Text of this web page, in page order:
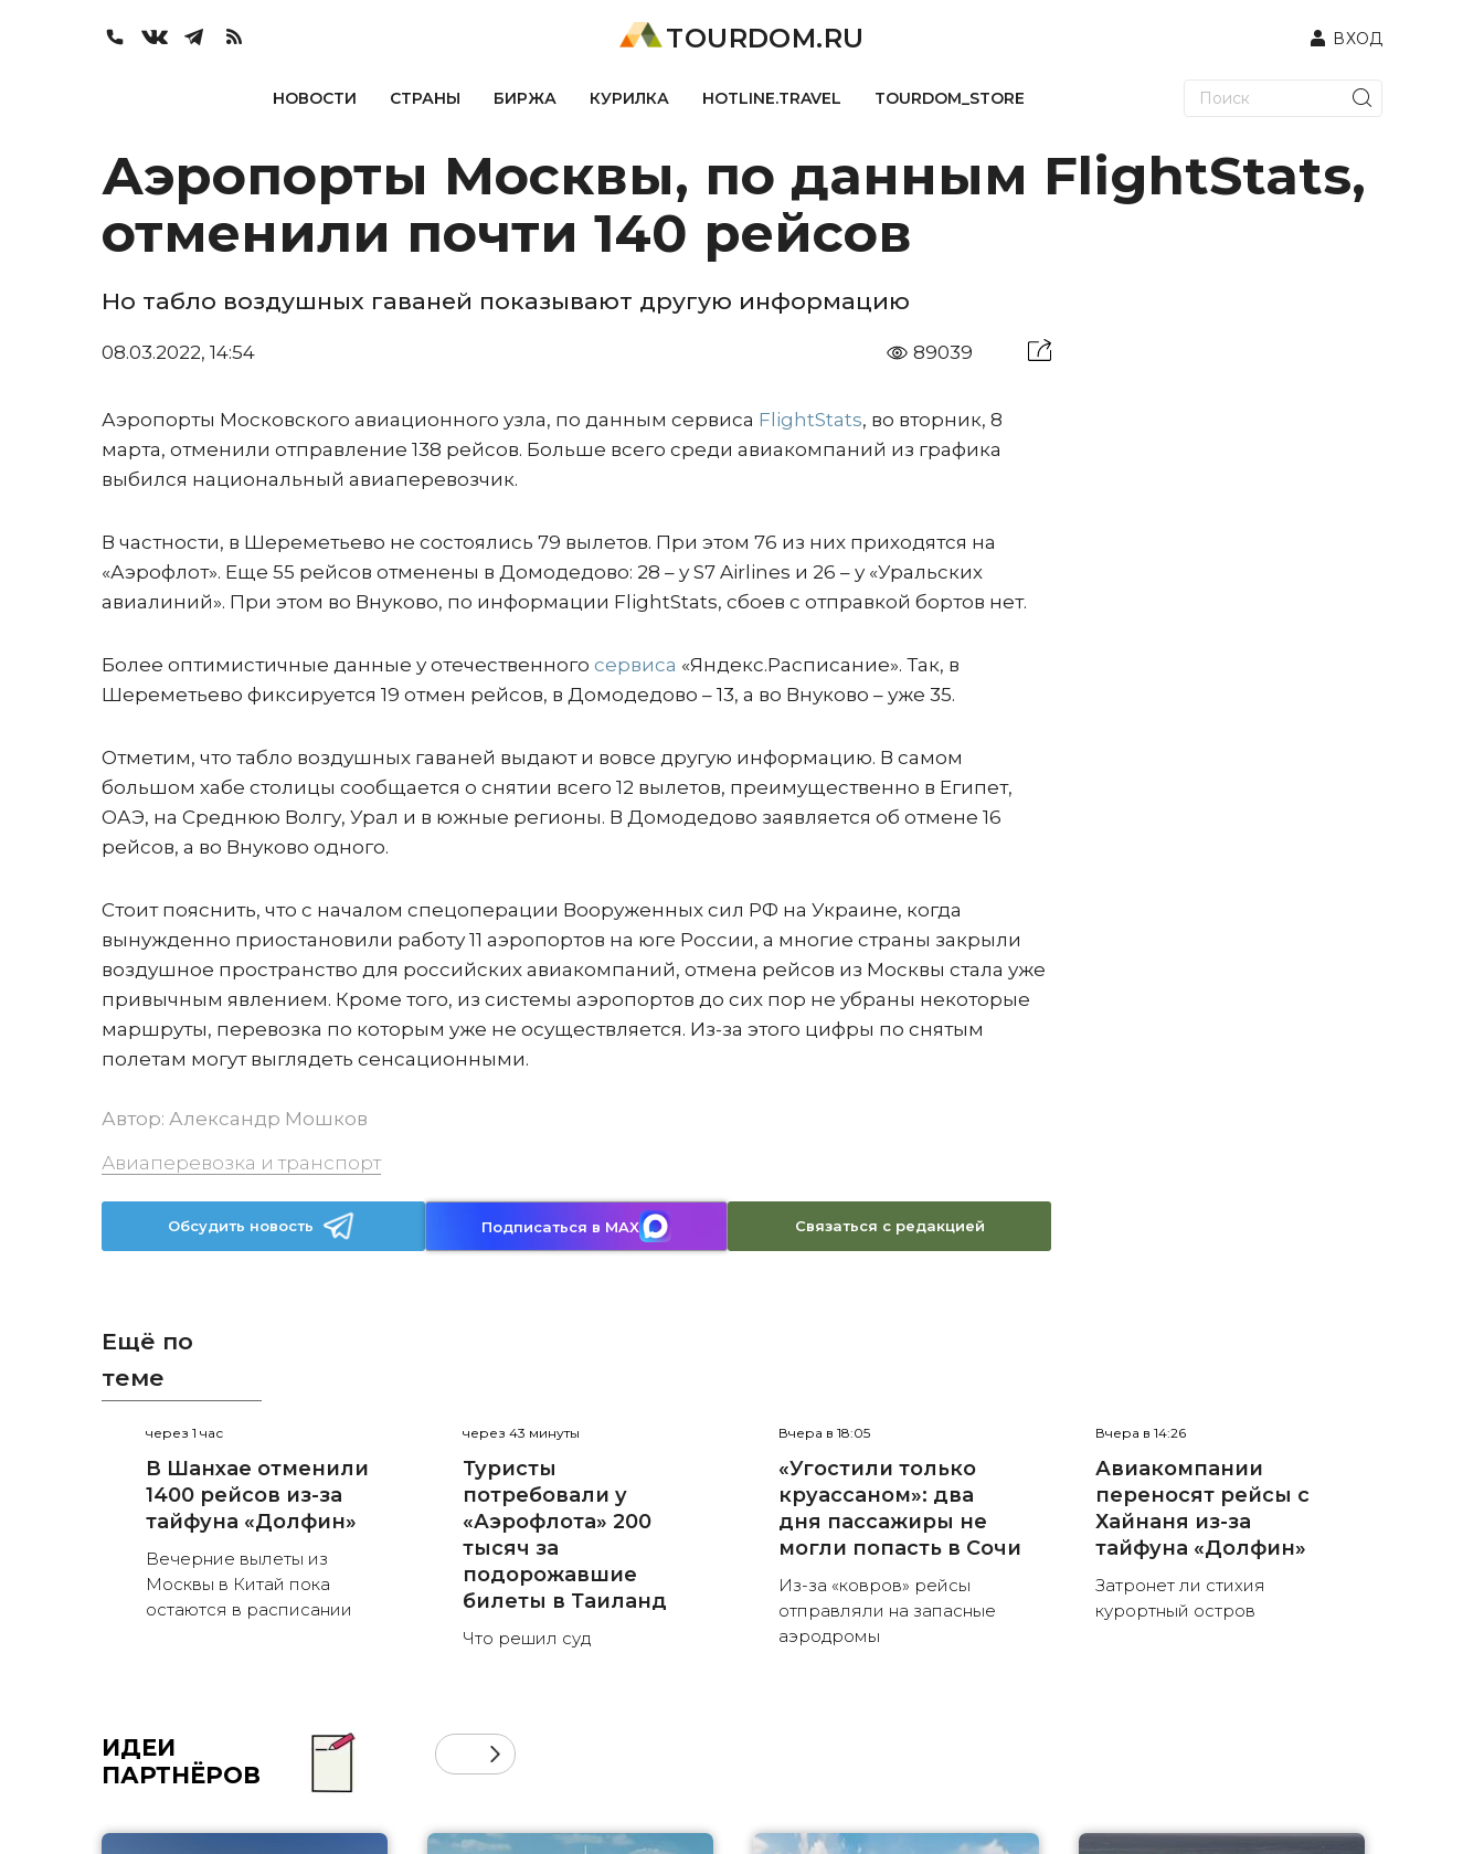
TOURDOM.RU ВХОД
НОВОСТИ СТРАНЫ БИРЖА КУРИЛКА HOTLINE.TRAVEL TOURDOM_STORE
Аэропорты Москвы, по данным FlightStats,
отменили почти 140 рейсов
Но табло воздушных гаваней показывают другую информацию
08.03.2022, 14:54 89039
Аэропорты Московского авиационного узла, по данным сервиса FlightStats, во вторник, 8
марта, отменили отправление 138 рейсов. Больше всего среди авиакомпаний из графика
выбился национальный авиаперевозчик.
В частности, в Шереметьево не состоялись 79 вылетов. При этом 76 из них приходятся на
«Аэрофлот». Еще 55 рейсов отменены в Домодедово: 28 – у S7 Airlines и 26 – у «Уральских
авиалиний». При этом во Внуково, по информации FlightStats, сбоев с отправкой бортов нет.
Более оптимистичные данные у отечественного сервиса «Яндекс.Расписание». Так, в
Шереметьево фиксируется 19 отмен рейсов, в Домодедово – 13, а во Внуково – уже 35.
Отметим, что табло воздушных гаваней выдают и вовсе другую информацию. В самом
большом хабе столицы сообщается о снятии всего 12 вылетов, преимущественно в Египет,
ОАЭ, на Среднюю Волгу, Урал и в южные регионы. В Домодедово заявляется об отмене 16
рейсов, а во Внуково одного.
Стоит пояснить, что с началом спецоперации Вооруженных сил РФ на Украине, когда
вынужденно приостановили работу 11 аэропортов на юге России, а многие страны закрыли
воздушное пространство для российских авиакомпаний, отмена рейсов из Москвы стала уже
привычным явлением. Кроме того, из системы аэропортов до сих пор не убраны некоторые
маршруты, перевозка по которым уже не осуществляется. Из-за этого цифры по снятым
полетам могут выглядеть сенсационными.
Автор: Александр Мошков
Авиаперевозка и транспорт
Обсудить новость Подписаться в MAX Связаться с редакцией
Ещё по
теме
через 1 час
В Шанхае отменили
1400 рейсов из-за
тайфуна «Долфин»
Вечерние вылеты из
Москвы в Китай пока
остаются в расписании
через 43 минуты
Туристы
потребовали у
«Аэрофлота» 200
тысяч за
подорожавшие
билеты в Таиланд
Что решил суд
Вчера в 18:05
«Угостили только
круассаном»: два
дня пассажиры не
могли попасть в Сочи
Из-за «ковров» рейсы
отправляли на запасные
аэродромы
Вчера в 14:26
Авиакомпании
переносят рейсы с
Хайнаня из-за
тайфуна «Долфин»
Затронет ли стихия
курортный остров
ИДЕИ
ПАРТНЁРОВ